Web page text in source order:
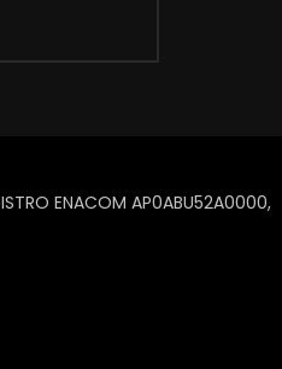
ENACOM AP0ABU52A0000,